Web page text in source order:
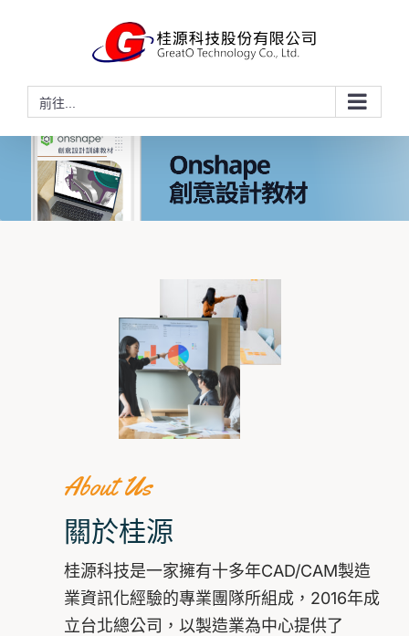
前往...
G
About Us
關於桂源
桂源科技是一家擁有十多年CAD/CAM製造
業資訊化經驗的專業團隊所組成，2016年成
立台北總公司，以製造業為中心提供了